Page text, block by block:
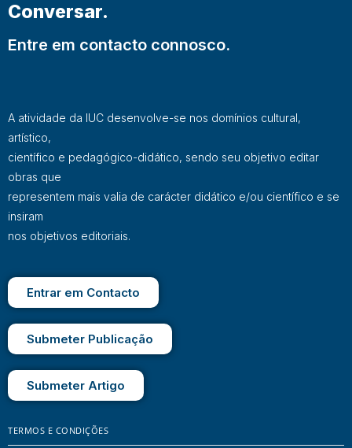
Conversar.
Entre em contacto connosco.
A atividade da IUC desenvolve-se nos domínios cultural,
artístico,
científico e pedagógico-didático, sendo seu objetivo editar
obras que
representem mais valia de carácter didático e/ou científico e se
insiram
nos objetivos editoriais.
Entrar em Contacto
Submeter Publicação
Submeter Artigo
TERMOS E CONDIÇÕES